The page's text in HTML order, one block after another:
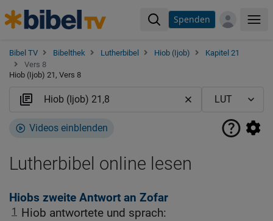
Spenden
Bibel TV Bibelthek Lutherbibel Hiob (Ijob)
Kapitel 21
Vers 8
Hiob (Ijob) 21, Vers 8
Videos einblenden
Lutherbibel online lesen
Hiobs zweite Antwort an Zofar
1 Hiob antwortete und sprach: